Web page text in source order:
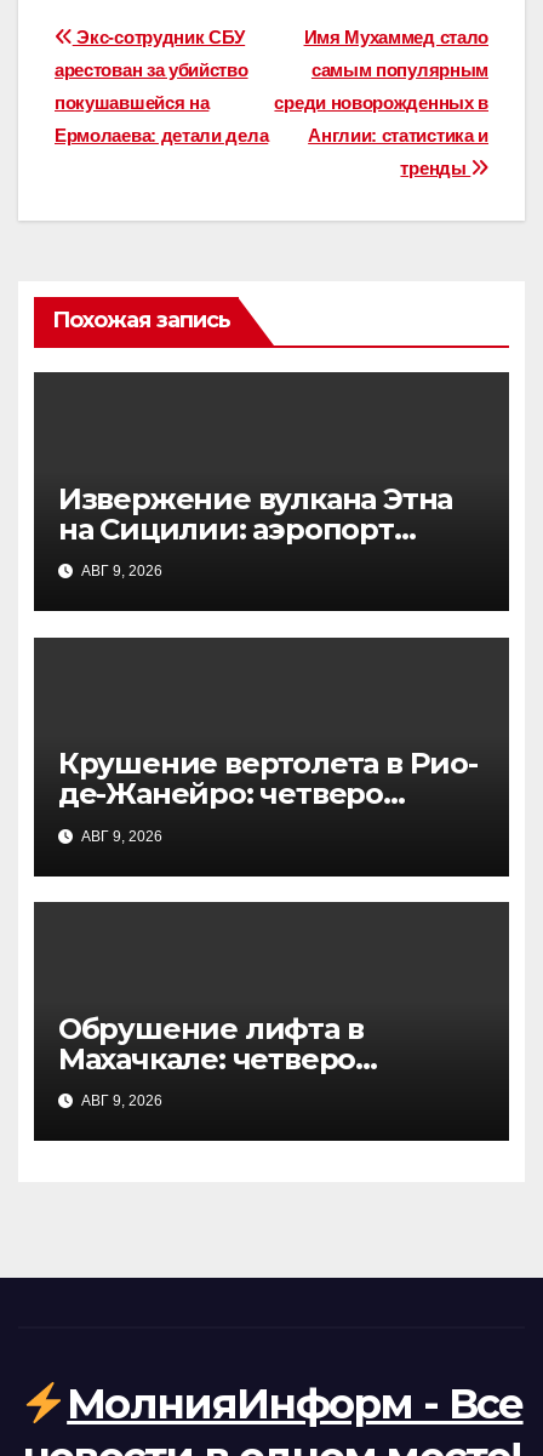
Навигация
по
записям
Имя Мухаммед стало
самым популярным
среди новорожденных в
Англии: статистика и
тренды
Экс-сотрудник СБУ
арестован за убийство
покушавшейся на
Ермолаева: детали дела
Похожая запись
Извержение вулкана Этна
на Сицилии: аэропорт
Катании приостановил
работу
АВГ 9, 2026
Крушение вертолета в Рио-
де-Жанейро: четверо
погибших в национальном
парке, начато
расследование
АВГ 9, 2026
Обрушение лифта в
Махачкале: четверо
пострадавших из-за
перегруза
АВГ 9, 2026
МолнияИнформ - Все